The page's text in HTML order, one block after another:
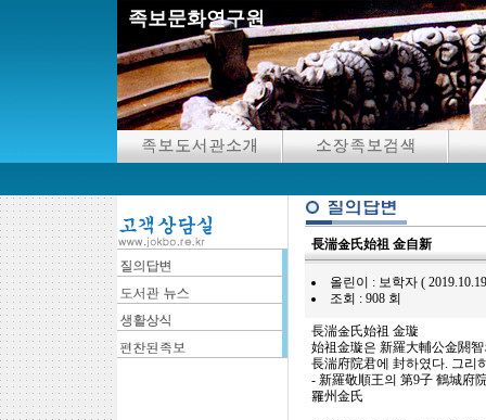
족보문화연구원
長湍金氏始祖 金自新
올린이 : 보학자 (
조회 : 908 회
長湍金氏始祖 金璇
始祖金璇은 新羅大輔公金閼
長湍府院君에 封하였다. 그리
- 新羅敬順王의 第9子 鶴城府
羅州金氏